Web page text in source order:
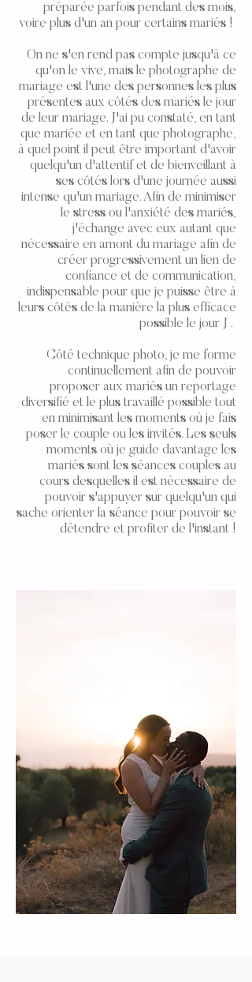
préparée parfois pendant des mois,
voire plus d'un an pour certains mariés !
On ne s'en rend pas compte jusqu'à ce
qu'on le vive, mais le photographe de
mariage est l'une des personnes les plus
présentes aux côtés des mariés le jour
de leur mariage. J'ai pu constaté, en tant
que mariée et en tant que photographe,
à quel point il peut être important d'avoir
quelqu'un d'attentif et de bienveillant à
ses côtés lors d'une journée aussi
intense qu'un mariage. Afin de minimiser
le stress ou l'anxiété des mariés,
j'échange avec eux autant que
nécessaire en amont du mariage afin de
créer progressivement un lien de
confiance et de communication,
indispensable pour que je puisse être à
leurs côtés de la manière la plus efficace
possible le jour J .
Côté technique photo, je me forme
continuellement afin de pouvoir
proposer aux mariés un reportage
diversifié et le plus travaillé possible tout
en minimisant les moments où je fais
poser le couple ou les invités. Les seuls
moments où je guide davantage les
mariés sont les séances couples au
cours desquelles il est nécessaire de
pouvoir s'appuyer sur quelqu'un qui
sache orienter la séance pour pouvoir se
détendre et profiter de l'instant !